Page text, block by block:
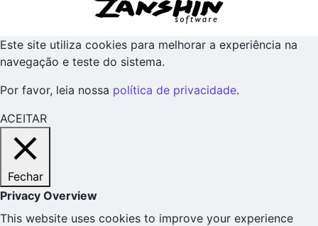
Este site utiliza cookies para melhorar a experiência na
navegação e teste do sistema.
Por favor, leia nossa política de privacidade.
ACEITAR
Fechar
Privacy Overview
This website uses cookies to improve your experience